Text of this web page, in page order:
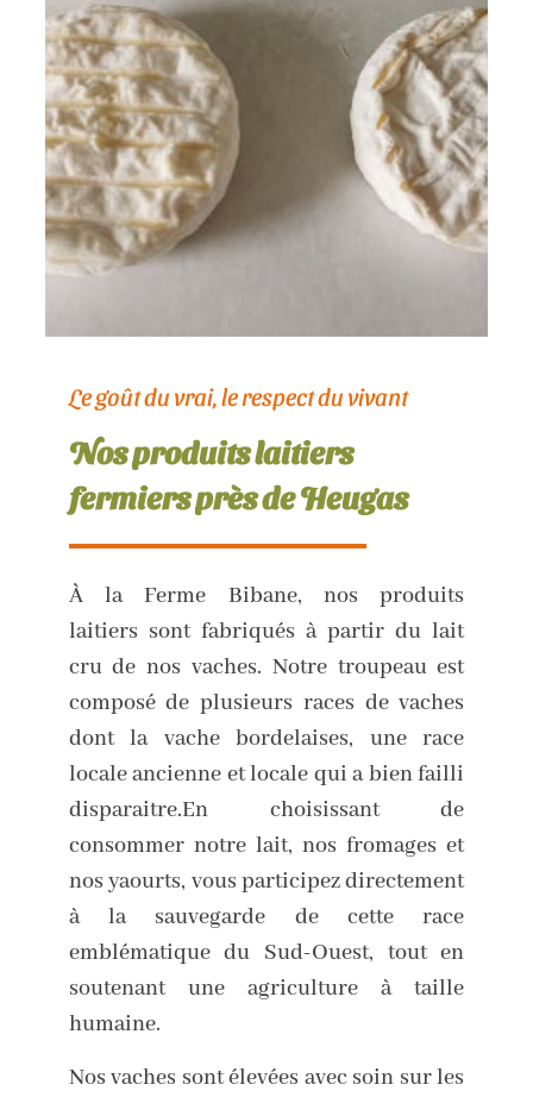
Le goût du vrai, le respect du vivant
Nos produits laitiers
fermiers près de Heugas
À la Ferme Bibane, nos produits
laitiers sont fabriqués à partir du lait
cru de nos vaches. Notre troupeau est
composé de plusieurs races de vaches
dont la vache bordelaises, une race
locale ancienne et locale qui a bien failli
disparaitre.En choisissant de
consommer notre lait, nos fromages et
nos yaourts, vous participez directement
à la sauvegarde de cette race
emblématique du Sud-Ouest, tout en
soutenant une agriculture à taille
humaine.
Nos vaches sont élevées avec soin sur les